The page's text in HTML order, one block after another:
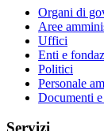
Organi di
Aree
Uffici
Enti e
Politici
Personale
Documenti